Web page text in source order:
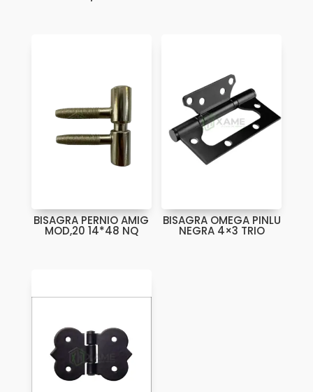
BISAGRA PERNIO AMIG
MOD,20 14*48 NQ
BISAGRA OMEGA PINLU
NEGRA 4×3 TRIO